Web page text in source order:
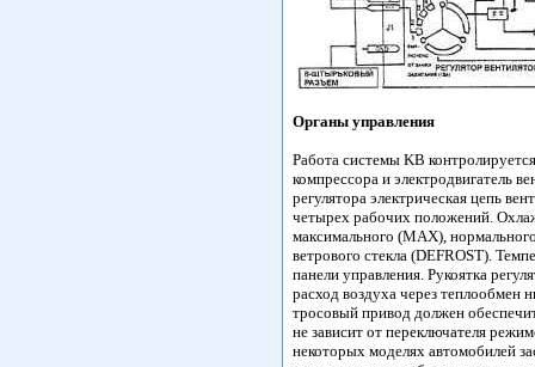
Органы управления
Работа системы KB
компрессора и электродвигатель
регулятора электрическая цепь
четырех рабочих положений.
максимального (МАХ),
ветрового стекла (DEFROST).
панели управления. Рукоятка
расход воздуха через теплообмен
тросовый привод должен
не зависит от переключателя
некоторых моделях автомобилей